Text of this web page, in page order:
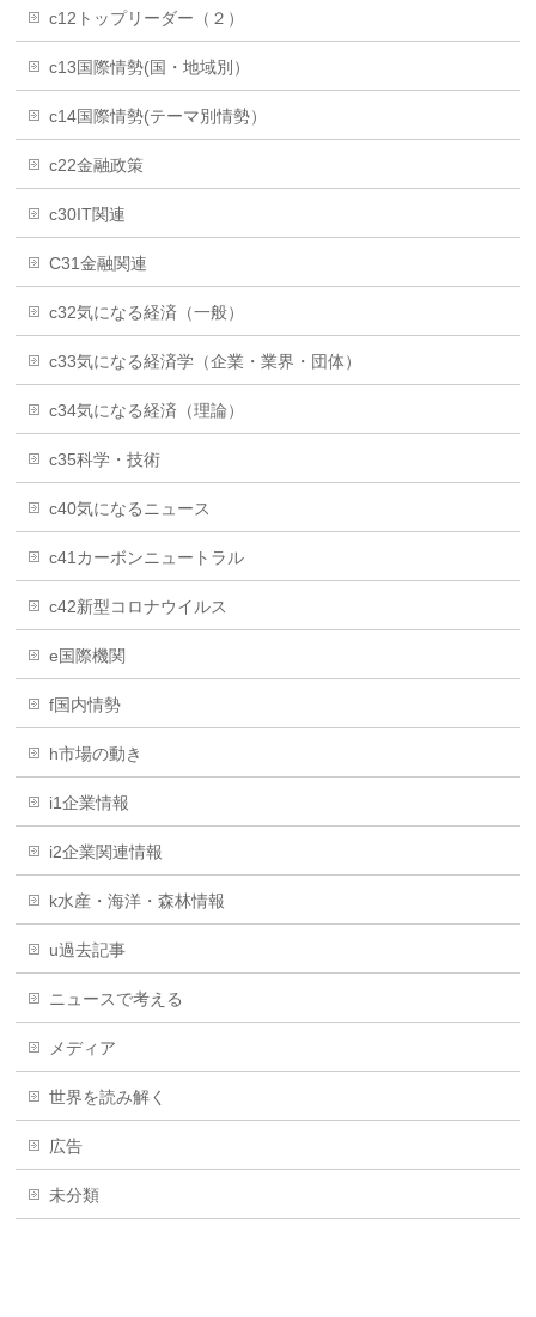
c12トップリーダー（２）
c13国際情勢(国・地域別）
c14国際情勢(テーマ別情勢）
c22金融政策
c30IT関連
C31金融関連
c32気になる経済（一般）
c33気になる経済学（企業・業界・団体）
c34気になる経済（理論）
c35科学・技術
c40気になるニュース
c41カーボンニュートラル
c42新型コロナウイルス
e国際機関
f国内情勢
h市場の動き
i1企業情報
i2企業関連情報
k水産・海洋・森林情報
u過去記事
ニュースで考える
メディア
世界を読み解く
広告
未分類